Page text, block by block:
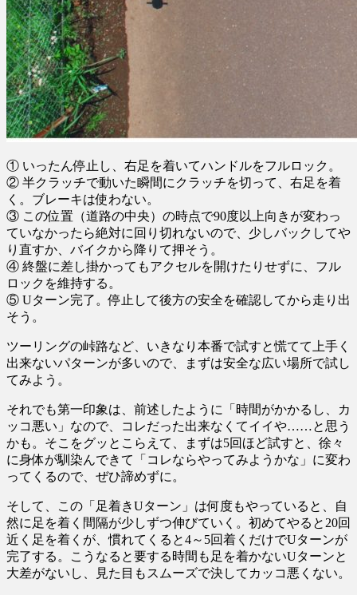
① いったん停止し、右足を着いてハンドルをフルロック。
② 半クラッチで動いた瞬間にクラッチを切って、右足を着
く。ブレーキは使わない。
③ この位置（道路の中央）の時点で90度以上向きが変わっ
ていなかったら絶対に回り切れないので、少しバックしてや
り直すか、バイクから降りて押そう。
④ 終盤に差し掛かってもアクセルを開けたりせずに、フル
ロックを維持する。
⑤ Uターン完了。停止して後方の安全を確認してから走り出
そう。
ツーリングの峠路など、いきなり本番で試すと慌てて上手く
出来ないパターンが多いので、まずは安全な広い場所で試し
てみよう。
それでも第一印象は、前述したように「時間がかかるし、カ
ッコ悪い」なので、コレだった出来なくてイイや……と思う
かも。そこをグッとこらえて、まずは5回ほど試すと、徐々
に身体が馴染んできて「コレならやってみようかな」に変わ
ってくるので、ぜひ諦めずに。
そして、この「足着きUターン」は何度もやっていると、自
然に足を着く間隔が少しずつ伸びていく。初めてやると20回
近く足を着くが、慣れてくると4～5回着くだけでUターンが
完了する。こうなると要する時間も足を着かないUターンと
大差がないし、見た目もスムーズで決してカッコ悪くない。